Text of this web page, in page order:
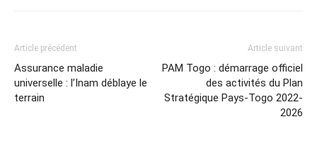
Article précédent
Assurance maladie
universelle : l’Inam déblaye le
terrain
Article suivant
PAM Togo : démarrage officiel
des activités du Plan
Stratégique Pays-Togo 2022-
2026